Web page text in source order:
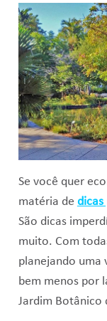
Se você quer
matéria de dicas
São dicas
muito. Com
planejando uma
bem menos por
Jardim Botânico